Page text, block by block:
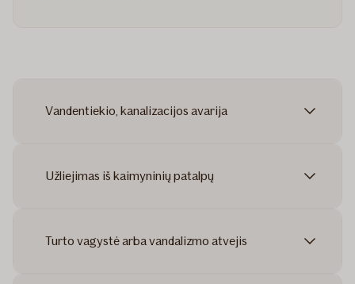
Vandentiekio, kanalizacijos avarija
Užliejimas iš kaimyninių patalpų
Turto vagystė arba vandalizmo atvejis